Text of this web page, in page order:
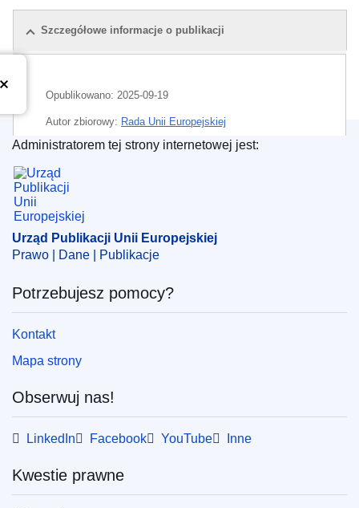
Szczegółowe informacje o publikacji
Opublikowano: 2025-09-19
Autor zbiorowy: Rada Unii Europejskiej
IMMC : ST 12840 2025 INIT
Urząd Publikacji Unii Europejskiej
Administratorem tej strony internetowej jest:
Urząd Publikacji Unii Europejskiej
Prawo | Dane | Publikacje
Potrzebujesz pomocy?
Kontakt
Mapa strony
Obserwuj nas!
LinkedIn Facebook YouTube Inne
Kwestie prawne